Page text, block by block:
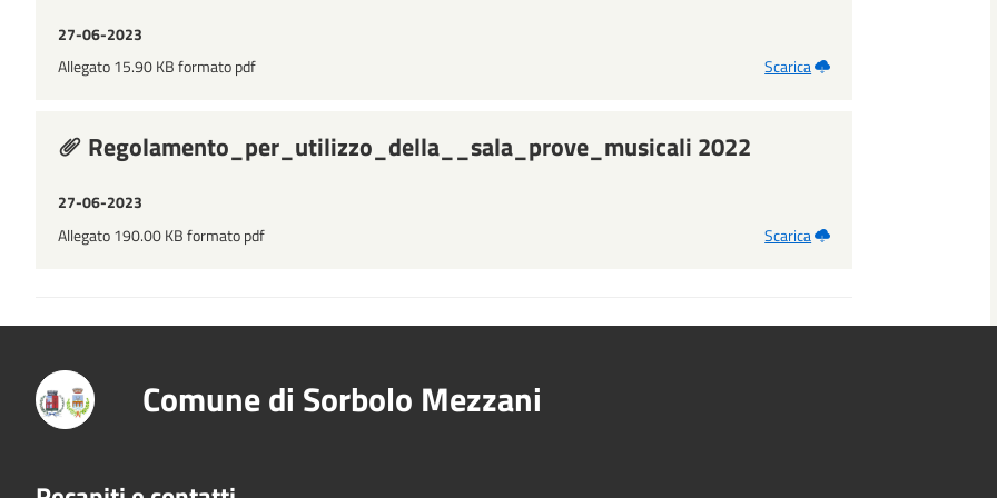
27-06-2023
Allegato 15.90 KB formato pdf
Scarica
Regolamento_per_utilizzo_della__sala_prove_musicali 2022
27-06-2023
Allegato 190.00 KB formato pdf
Scarica
Comune di Sorbolo Mezzani